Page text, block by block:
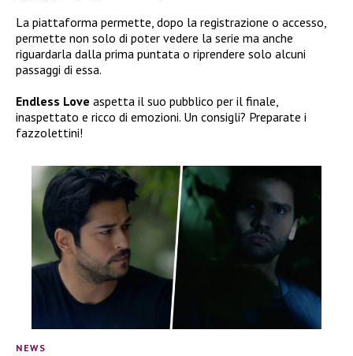
La piattaforma permette, dopo la registrazione o accesso,
permette non solo di poter vedere la serie ma anche
riguardarla dalla prima puntata o riprendere solo alcuni
passaggi di essa.
Endless Love aspetta il suo pubblico per il finale,
inaspettato e ricco di emozioni. Un consigli? Preparate i
fazzolettini!
NEWS